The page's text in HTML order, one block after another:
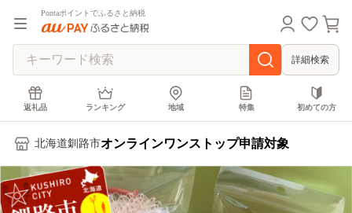
Pontaポイントでふるさと納税
詳細検索
返礼品 ランキング 地域 特集 初めての方
北海道釧路市オンラインワンストップ申請対象